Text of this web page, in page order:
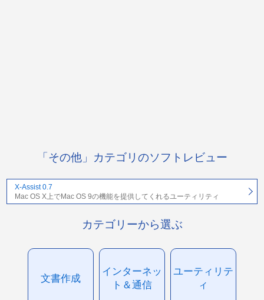
「その他」カテゴリのソフトレビュー
X-Assist 0.7
Mac OS X上でMac OS 9の機能を提供してくれるユーティリティ
カテゴリーから選ぶ
文書作成
インターネッ
ト＆通信
ユーティリテ
ィ